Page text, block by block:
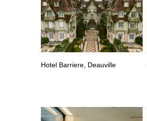
Hotel Barriere, Deauville